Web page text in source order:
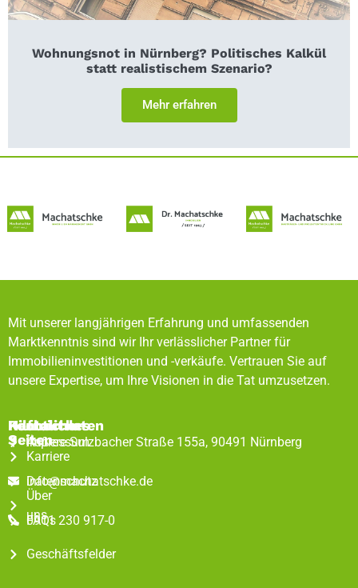
Wohnungsnot in Nürnberg? Politisches Kalkül
statt realistischem Szenario?
Mehr erfahren
Mit unserer langjährigen Erfahrung und umfassenden
Marktkenntnis sind wir Ihr verlässlicher Partner für
Immobilieninvestitionen und -verkäufe. Vertrauen Sie auf
unsere Expertise, um Ihre Visionen in die Tat umzusetzen.
Rechtliches
Impressum
Datenschutz
FAQs
Hilfreiche
Seiten
Karriere
Über
uns
Geschäftsfelder
Kontaktdaten
Äußere Sulzbacher Straße 155a, 90491 Nürnberg
info@machatschke.de
0911 230 917-0